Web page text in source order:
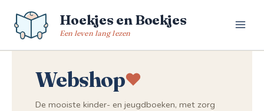
naar
Hoekjes en Boekjes
Een leven lang lezen
Webshop
De mooiste kinder- en jeugdboeken, met zorg